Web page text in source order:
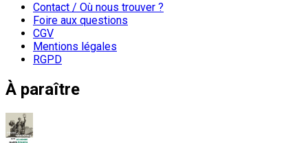
Contact / Où nous trouver ?
Foire aux questions
CGV
Mentions légales
RGPD
À paraître